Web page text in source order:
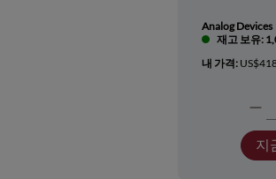
Analog Devices
재고 보유:
내 가격:
지